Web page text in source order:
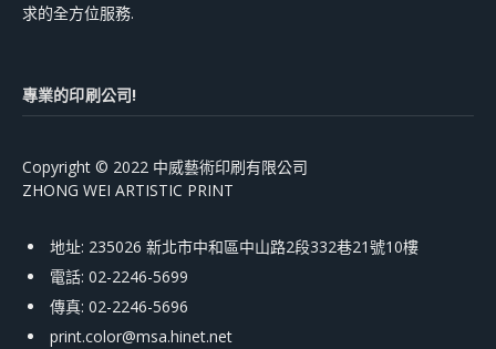
求的全方位服務.
專業的印刷公司!
Copyright © 2022 中威藝術印刷有限公司
ZHONG WEI ARTISTIC PRINT
地址: 235026 新北市中和區中山路2段332巷21號10樓
電話: 02-2246-5699
傳真: 02-2246-5696
print.color@msa.hinet.net